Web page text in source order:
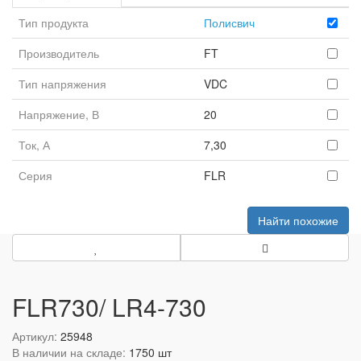
Тип продукта
Полисвич
Производитель
FT
Тип напряжения
VDC
Напряжение, В
20
Ток, А
7,30
Серия
FLR
Найти похожие
FLR730/ LR4-730
Артикул: 25948
В наличии на складе: 1750 шт